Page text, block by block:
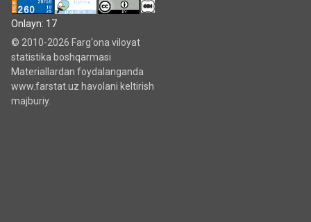
Onlayn: 17
© 2010-2026 Farg‘ona viloyat
statistika boshqarmasi
Materiallardan foydalanganda
www.farstat.uz havolani keltirish
majburiy.